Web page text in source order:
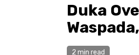
Duka
2 min read